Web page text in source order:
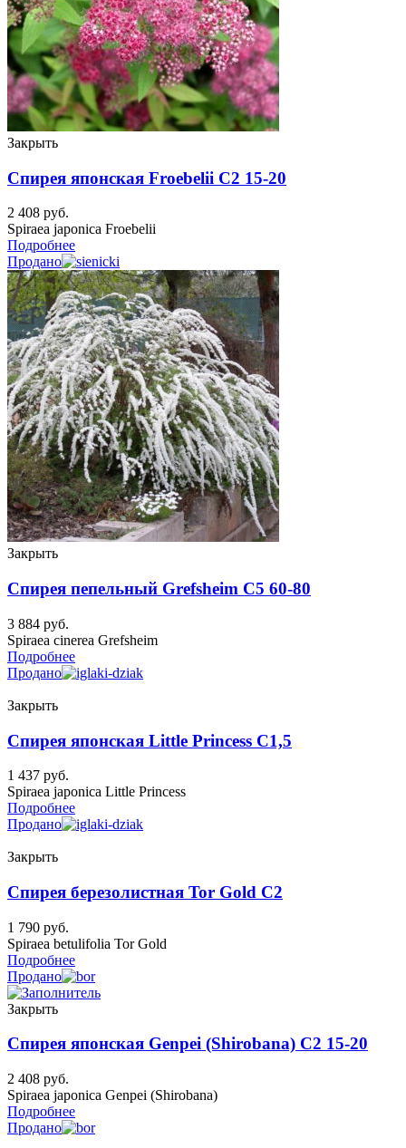
Закрыть
Спирея японская Froebelii C2 15-20
2 408 руб.
Spiraea japonica Froebelii
Подробнее
Продано
Закрыть
Спирея пепельный Grefsheim C5 60-80
3 884 руб.
Spiraea cinerea Grefsheim
Подробнее
Продано
Закрыть
Спирея японская Little Princess C1,5
1 437 руб.
Spiraea japonica Little Princess
Подробнее
Продано
Закрыть
Спирея березолистная Tor Gold C2
1 790 руб.
Spiraea betulifolia Tor Gold
Подробнее
Продано
Закрыть
Спирея японская Genpei (Shirobana) C2 15-20
2 408 руб.
Spiraea japonica Genpei (Shirobana)
Подробнее
Продано